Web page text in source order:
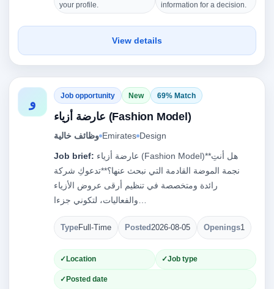
your profile.
information for a decision.
View details
و Job opportunity New 69% Match
عارضة أزياء (Fashion Model)
وظائف خالية Emirates Design
Job brief:
نجمة الموضة القادمة التي نبحث عنها؟**تدعوكِ شركة
رائدة ومتخصصة في تنظيم أرقى عروض الأزياء
TypeFull-Time Posted2026-08-05 Openings1
Location Job type
Posted date